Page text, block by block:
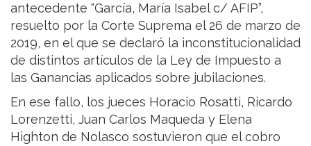
antecedente “García, María Isabel c/ AFIP”,
resuelto por la Corte Suprema el 26 de marzo de
2019, en el que se declaró la inconstitucionalidad
de distintos artículos de la Ley de Impuesto a
las Ganancias aplicados sobre jubilaciones.
En ese fallo, los jueces Horacio Rosatti, Ricardo
Lorenzetti, Juan Carlos Maqueda y Elena
Highton de Nolasco sostuvieron que el cobro